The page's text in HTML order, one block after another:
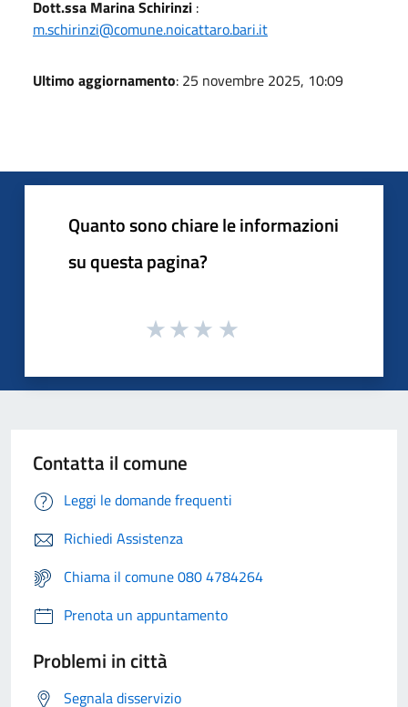
Dott.ssa Marina Schirinzi :
m.schirinzi@comune.noicattaro.bari.it
Ultimo aggiornamento: 25 novembre 2025, 10:09
Quanto sono chiare le informazioni
su questa pagina?
Contatta il comune
Leggi le domande frequenti
Richiedi Assistenza
Chiama il comune 080 4784264
Prenota un appuntamento
Problemi in città
Segnala disservizio